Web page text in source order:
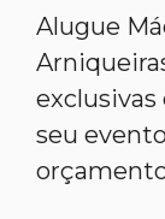
Alugue
exclusivas
seu